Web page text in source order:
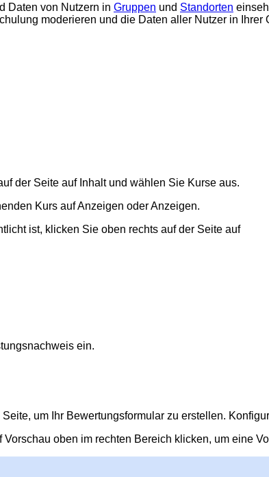
Daten von Nutzern in Gruppen und Standorten
moderieren und die Daten aller Nutzer in Ihrer
der Seite auf Inhaltund wählen Sie Kurse aus.
Kurs aufAnzeigen oderAnzeigen.
ist, klicken Sie oben rechts auf der Seite auf
ein.
um Ihr Bewertungsformular zu erstellen.
Vorschau oben im rechten Bereich klicken, um eine